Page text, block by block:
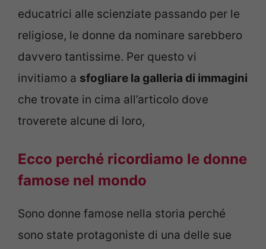
educatrici alle scienziate passando per le
religiose, le donne da nominare sarebbero
davvero tantissime. Per questo vi
invitiamo a sfogliare la galleria di immagini
che trovate in cima all’articolo dove
troverete alcune di loro,
Ecco perché ricordiamo le donne
famose nel mondo
Sono donne famose nella storia perché
sono state protagoniste di una delle sue